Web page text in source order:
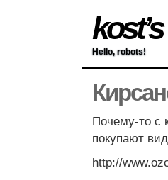
Hello, robots!
Почему-то с
покупают
http://